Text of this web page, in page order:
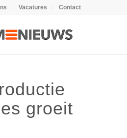
Vacatures Contact
groeit